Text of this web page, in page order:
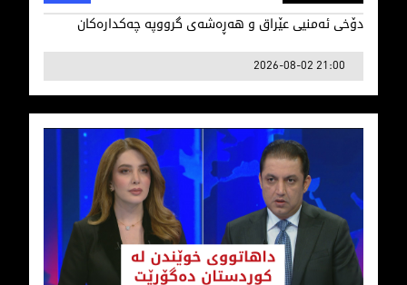
دۆخی ئه‌منیی عێراق و هه‌ڕه‌شه‌ی‌ گرووپه‌ چه‌كداره‌كان
2026-08-02 21:00